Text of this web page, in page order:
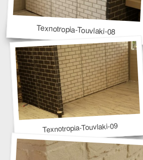
Texnotropia-Touvlaki-08
Texnotropia-Touvlaki-09